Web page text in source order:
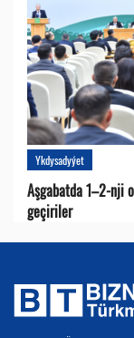
Ykdysadyýet
Aşgabatda 1–2-nji
geçiriler